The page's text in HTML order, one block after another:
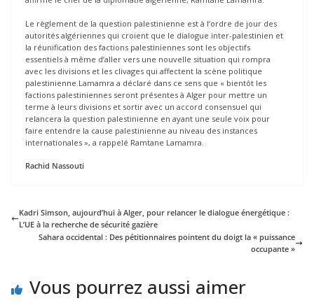
Le règlement de la question palestinienne est à l’ordre de jour des
autorités algériennes qui croient que le dialogue inter-palestinien et
la réunification des factions palestiniennes sont les objectifs
essentiels à même d’aller vers une nouvelle situation qui rompra
avec les divisions et les clivages qui affectent la scène politique
palestinienne.Lamamra a déclaré dans ce sens que « bientôt les
factions palestiniennes seront présentes à Alger pour mettre un
terme à leurs divisions et sortir avec un accord consensuel qui
relancera la question palestinienne en ayant une seule voix pour
faire entendre la cause palestinienne au niveau des instances
internationales », a rappelé Ramtane Lamamra.
Rachid Nassouti
Kadri Simson, aujourd’hui à Alger, pour relancer le dialogue énergétique :
L’UE à la recherche de sécurité gazière
Sahara occidental : Des pétitionnaires pointent du doigt la « puissance
occupante »
Vous pourrez aussi aimer